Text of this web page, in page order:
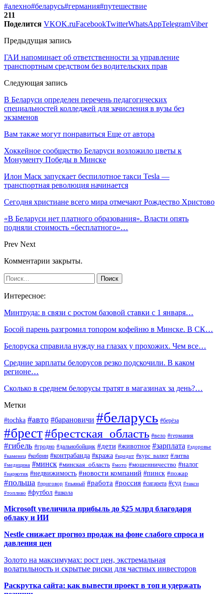
#алехно#беларусь#германия#путешествие
211
Поделится VKOK.ruFacebookTwitterWhatsAppTelegramViber
Предыдущая запись
ГАИ напоминает об ответственности за управление
транспортным средством без водительских прав
Следующая запись
В Беларуси определен перечень педагогических
специальностей колледжей для зачисления в вузы без
экзаменов
Вам также могут понравиться Еще от автора
Хоккейное сообщество Беларуси возложило цветы к
Монументу Победы в Минске
Илон Маск запускает беспилотное такси Tesla —
транспортная революция начинается
Сегодня христиане всего мира отмечают Рождество Христово
«В Беларуси нет платного образования». Власти опять
подняли стоимость «бесплатного»…
Prev Next
Комментарии закрыты.
Интересное:
Минтруда: в связи с ростом базовой ставки с 1 января…
Босой парень разгромил топором кофейню в Минске. В СК…
Белоруска справила нужду на глазах у прохожих. Чем все…
Средние зарплаты белорусов резко подскочили. В каком
регионе…
Сколько в среднем белорусы тратят в магазинах за день?…
Метки
#tochka #авто #барановичи #беларусь #берёза
#брест#брестская_область #вело #германия
#гибель #гродно #дальнобойщик #дети #животное #зарплата #здоровье
#каменец #кобрин #контрабанда #кража #кредит #курс_валют #литва
#медицина #минск #минская_область #мото #мошенничество #налог
#наркотик #недвижимость #новости компаний #пинск #пожар
#польша #приговор #пьяный #работа #россия #сигарета #суд #такси
#топливо #футбол #школа
Microsoft увеличила прибыль до $25 млрд благодаря
облаку и ИИ
Nestle снижает прогноз продаж на фоне слабого спроса и
давления цен
Золото на максимумах: рост цен, экстремальная
волатильность и скрытые риски для частных инвесторов
Раскрутка сайта: как вывести проект в топ и удержать